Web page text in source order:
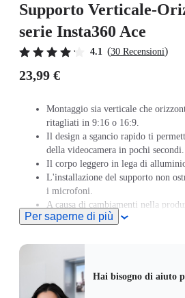
Supporto Verticale-
serie Insta360 Ace
4.1 (30 Recensioni)
23,99 €
Montaggio sia verticale che
ritagliati in 9:16 o 16:9.
Il design a sgancio rapido ti
della videocamera in pochi secondi.
Il corpo leggero in lega di
L'installazione del supporto non
i microfoni.
A causa di cambiamenti nella
informazioni sulla compatibilità
compatibile anche con Insta360
Pro/Insta360 Ace.
Per saperne di più
Hai bisogno di aiuto